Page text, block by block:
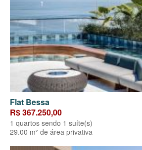
Flat Bessa
R$ 367.250,00
1 quartos sendo 1 suíte(s)
29.00 m² de área privativa